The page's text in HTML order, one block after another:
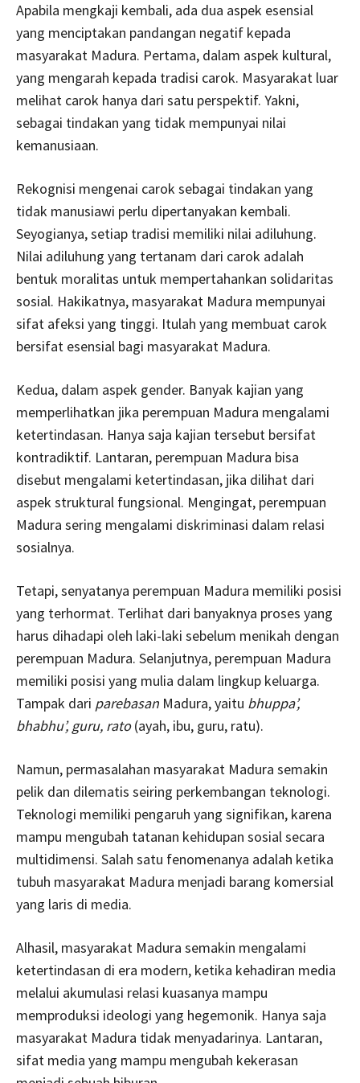
Apabila mengkaji kembali, ada dua aspek esensial
yang menciptakan pandangan negatif kepada
masyarakat Madura. Pertama, dalam aspek kultural,
yang mengarah kepada tradisi carok. Masyarakat luar
melihat carok hanya dari satu perspektif. Yakni,
sebagai tindakan yang tidak mempunyai nilai
kemanusiaan.
Rekognisi mengenai carok sebagai tindakan yang
tidak manusiawi perlu dipertanyakan kembali.
Seyogianya, setiap tradisi memiliki nilai adiluhung.
Nilai adiluhung yang tertanam dari carok adalah
bentuk moralitas untuk mempertahankan solidaritas
sosial. Hakikatnya, masyarakat Madura mempunyai
sifat afeksi yang tinggi. Itulah yang membuat carok
bersifat esensial bagi masyarakat Madura.
Kedua, dalam aspek gender. Banyak kajian yang
memperlihatkan jika perempuan Madura mengalami
ketertindasan. Hanya saja kajian tersebut bersifat
kontradiktif. Lantaran, perempuan Madura bisa
disebut mengalami ketertindasan, jika dilihat dari
aspek struktural fungsional. Mengingat, perempuan
Madura sering mengalami diskriminasi dalam relasi
sosialnya.
Tetapi, senyatanya perempuan Madura memiliki posisi
yang terhormat. Terlihat dari banyaknya proses yang
harus dihadapi oleh laki-laki sebelum menikah dengan
perempuan Madura. Selanjutnya, perempuan Madura
memiliki posisi yang mulia dalam lingkup keluarga.
Tampak dari parebasan Madura, yaitu bhuppa’,
bhabhu’, guru, rato(ayah, ibu, guru, ratu).
Namun, permasalahan masyarakat Madura semakin
pelik dan dilematis seiring perkembangan teknologi.
Teknologi memiliki pengaruh yang signifikan, karena
mampu mengubah tatanan kehidupan sosial secara
multidimensi. Salah satu fenomenanya adalah ketika
tubuh masyarakat Madura menjadi barang komersial
yang laris di media.
Alhasil, masyarakat Madura semakin mengalami
ketertindasan di era modern, ketika kehadiran media
melalui akumulasi relasi kuasanya mampu
memproduksi ideologi yang hegemonik. Hanya saja
masyarakat Madura tidak menyadarinya. Lantaran,
sifat media yang mampu mengubah kekerasan